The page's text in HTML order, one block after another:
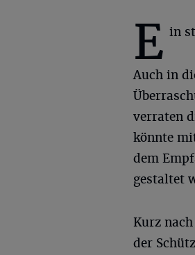
E in
Auch in
verraten
könnte
dem
gestaltet
Kurz
der